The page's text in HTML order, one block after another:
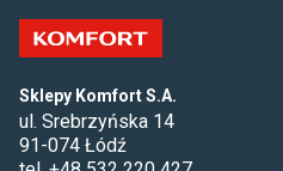
Sklepy Komfort S.A.
ul. Srebrzyńska 14
91-074 Łódź